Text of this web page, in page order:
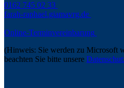
0162 745 02 33
farah-raphael.giamavrg.de
Online-Terminvereinbarung
(Hinweis: Sie werden zu Microsoft
beachten Sie bitte unsere